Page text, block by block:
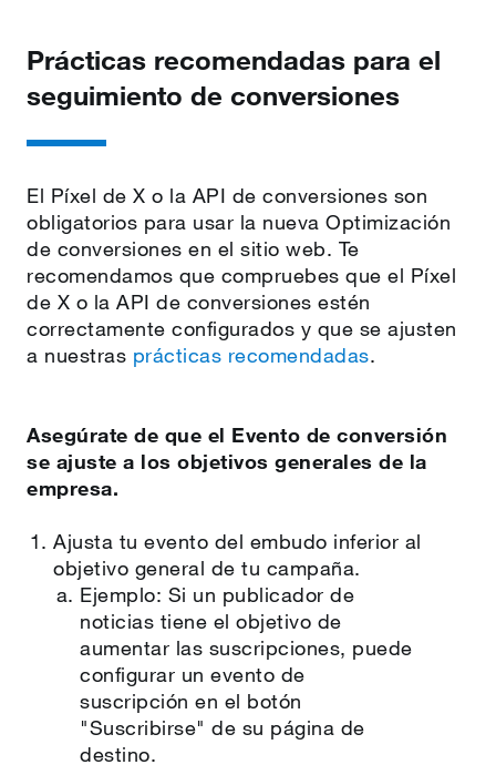
Prácticas recomendadas para el
seguimiento de conversiones
El Píxel de X o la API de conversiones son
obligatorios para usar la nueva Optimización
de conversiones en el sitio web. Te
recomendamos que compruebes que el Píxel
de X o la API de conversiones estén
correctamente configurados y que se ajusten
a nuestras prácticas recomendadas.
Asegúrate de que el Evento de conversión
se ajuste a los objetivos generales de la
empresa.
Ajusta tu evento del embudo inferior al
objetivo general de tu campaña.
Ejemplo: Si un publicador de
noticias tiene el objetivo de
aumentar las suscripciones, puede
configurar un evento de
suscripción en el botón
"Suscribirse" de su página de
destino.